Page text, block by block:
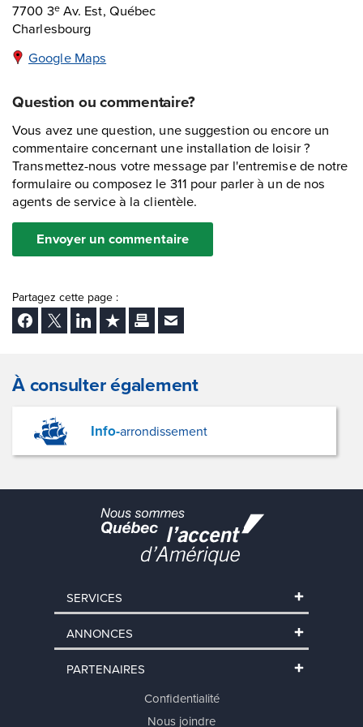
7700 3eAv. Est, Québec
Charlesbourg
Google Maps
Question ou commentaire?
Vous avez une question, une suggestion ou encore un
commentaire concernant une installation de loisir ?
Transmettez-nous votre message par l'entremise de notre
formulaire ou composez le 311 pour parler à un de nos
agents de service à la clientèle.
Envoyer un commentaire
Partagez cette page :
Facebook
Twitter LinkedInAjouter aux favoris
ImprimerEnvoyer Ã un ami
À consulter également
Info-arrondissement
SERVICES
ANNONCES
PARTENAIRES
Confidentialité
Nous joindre